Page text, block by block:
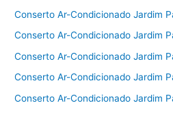
Conserto Ar-Condicionado Jardim
Conserto Ar-Condicionado Jardim
Conserto Ar-Condicionado Jardim
Conserto Ar-Condicionado Jardim
Conserto Ar-Condicionado Jardim